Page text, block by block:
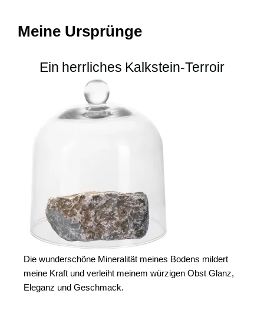
Meine Ursprünge
Ein herrliches Kalkstein-Terroir
Die wunderschöne Mineralität meines Bodens mildert
meine Kraft und verleiht meinem würzigen Obst Glanz,
Eleganz und Geschmack.